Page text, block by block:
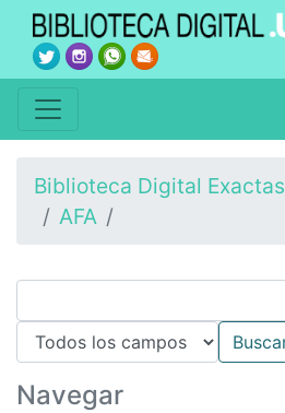
Biblioteca Digital Exactas
AFA
Navegar